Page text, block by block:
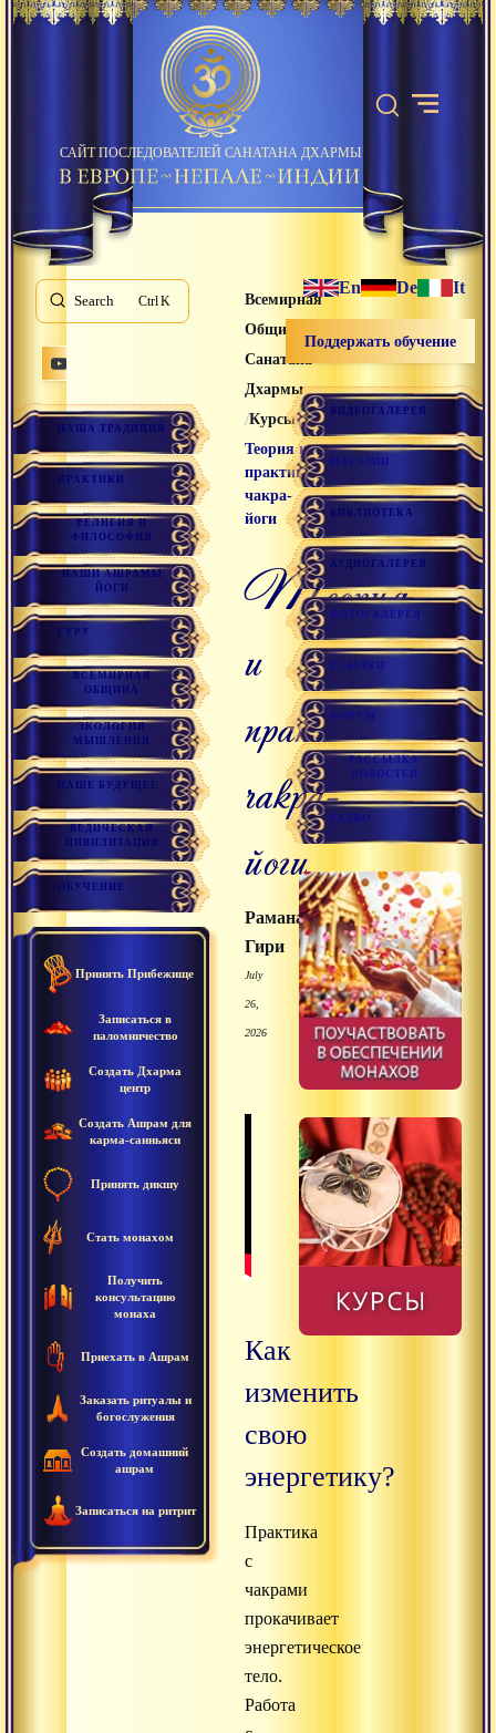
САЙТ ПОСЛЕДОВАТЕЛЕЙ САНАТАНА ДХАРМЫ
Search K
НАША ТРАДИЦИЯ
ПРАКТИКИ
РЕЛИГИЯ И
ФИЛОСОФИЯ
НАШИ АШРАМЫ
ЙОГИ
ГУРУ
ВСЕМИРНАЯ
ОБЩИНА
ЭКОЛОГИЯ
МЫШЛЕНИЯ
НАШЕ БУДУЩЕЕ
ВЕДИЧЕСКАЯ
ЦИВИЛИЗАЦИЯ
ОБУЧЕНИЕ
Принять Прибежище
Записаться в
паломничество
Создать Дхарма
центр
Создать Ашрам для
карма-санньяси
Принять дикшу
Стать монахом
Получить
консультацию
монаха
Приехать в Ашрам
Заказать ритуалы и
богослужения
Создать домашний
ашрам
Записаться на ритрит
Всемирная
Община
Санатана
Дхармы
/Курсы/
Теория и
практика
чакра-
йоги
Теория
и
практика
чакра-
йоги
Раманатха
Гири
July
26,
2026
Как
изменить
свою
энергетику?
Практика
с
чакрами
прокачивает
энергетическое
тело.
Работа
En De It
Поддержать обучение
ВИДЕОГАЛЕРЕЯ
МАГАЗИН
БИБЛИОТЕКА
АУДИОГАЛЕРЕЯ
ФОТОГАЛЕРЕЯ
ССЫЛКИ
ФОРУМ
РАССЫЛКА
НОВОСТЕЙ
РАДИО